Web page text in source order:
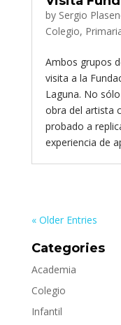
by Sergio
Colegio,
Ambos grupos
visita a la
Laguna. No
obra del artista
probado a
experiencia de
« Older Entries
Categories
Academia
Colegio
Infantil